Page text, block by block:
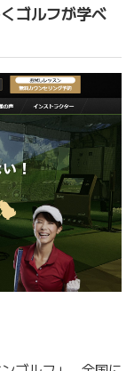
ゴルフが学べ